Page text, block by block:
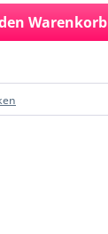
Warenkorb